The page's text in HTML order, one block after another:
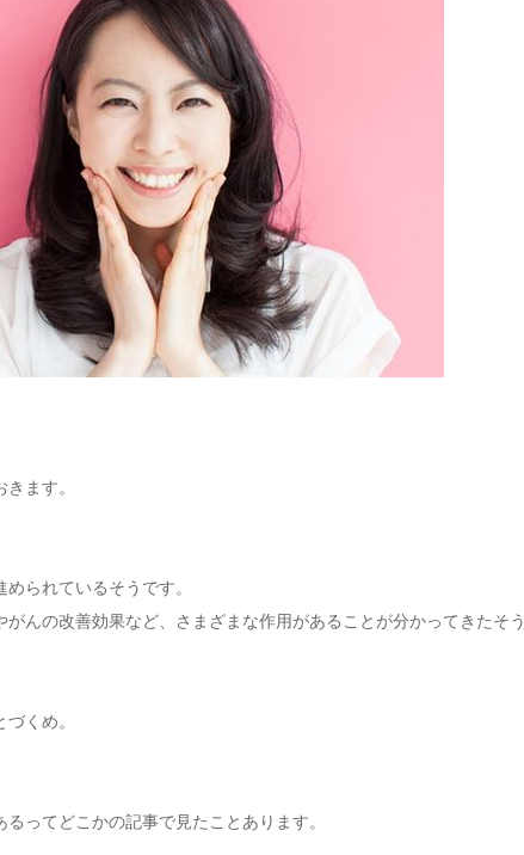
ます。
られているそうです。
んの改善効果など、さまざまな作用があることが分かってきたそう
くめ。
ってどこかの記事で見たことあります。